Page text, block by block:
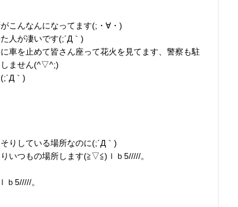
こんなんになってます(;・∀・)
人が凄いです(;´Д｀)
車を止めて皆さん座って花火を見てます、警察も駐
ません(^▽^;)
｀)
りしている場所なのに(;´Д｀)
いつもの場所します(≧▽≦)ｌｂ5/////。
ｂ5/////。